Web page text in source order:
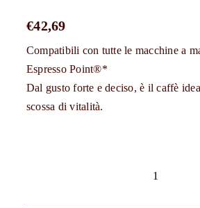
€42,69
Compatibili con tutte le macchine a
Espresso Point®*
Dal gusto forte e deciso, è il caffè
scossa di vitalità.